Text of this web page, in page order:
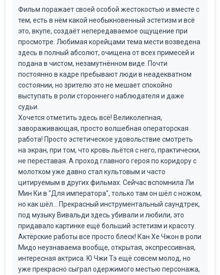
Фильм поражает своей особой жестокостью и вместе с
тем, есть в нём какой необыкновенный эстетизм и всё
это, вкупе, создаёт непередаваемое ощущение при
просмотре. Любимая корейцами тема мести возведена
здесь в полный абсолют, очищена от всех примесей и
подана в чистом, незамутнённом виде. Почти
постоянно в кадре пребывают люди в неадекватном
состоянии, но зрителю это не мешает спокойно
выступать в роли стороннего наблюдателя и даже
судьи.
Хочется отметить здесь всё! Великолепная,
завораживающая, просто волшебная операторская
работа! Просто эстетическое удовольствие смотреть
на экран, при том, что кровь льётся с него, практически,
не переставая. А проход главного героя по коридору с
молотком уже давно стал культовым и часто
цитируемым в других фильмах. Сейчас вспомнила Ли
Мин Ки в "Для императора", только там он шёл с ножом,
но как шёл... Прекрасный инструментальный саундтрек,
под музыку Вивальди здесь убивали и любили, это
придавало картинке ещё больший эстетизм и красоту.
Актёрские работы все просто блеск! Кан Хе Чжон в роли
Мидо неузнаваема вообще, открытая, экспрессивная,
интересная актриса. Ю Чжи Тэ ещё совсем молод, но
уже прекрасно сыграл одержимого местью персонажа,